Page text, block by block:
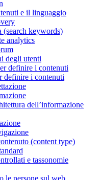
e il linguaggio
(search keywords)
analytics
degli utenti
definire i contenuti
definire i contenuti
dell’informazione
(content type)
e tassonomie
le persone sul web